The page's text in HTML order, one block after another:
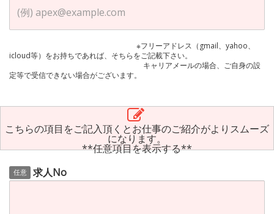
※フリーアドレス（gmail、yahoo、
icloud等）をお持ちであれば、そちらをご記載下さい。
キャリアメールの場合、ご自身の設
定等で受信できない場合がございます。
こちらの項目をご記入頂くとお仕事のご紹介がよりスムーズ
になります。
**任意項目を表示する**
任意 求人No